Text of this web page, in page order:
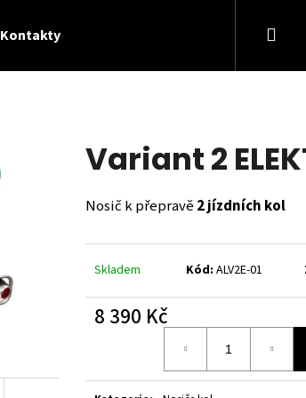
Kontakty
Variant 2
Nosič k přepravě2 jízdních kol
Skladem Kód: ALV2E-01
8 390 Kč